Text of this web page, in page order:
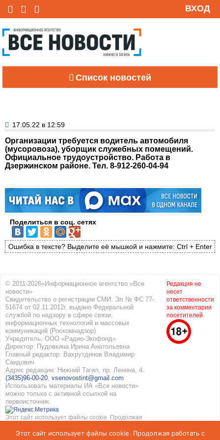
ВХОД
Список новостей
17.05.22 в 12:59
Организации требуется водитель автомобиля
(мусоровоза), уборщик служебных помещений.
Официальное трудоустройство. Работа в
Дзержинском районе. Тел. 8-912-260-04-94
Поделиться в соц. сетях
Ошибка в тексте? Выделите её мышкой и нажмите: Ctrl + Enter
© 2011-2026«Информационное агентство «Все
новости»
Свидетельство о регистрации СМИ: Эл № ФС 77-
51674 от 02.11.2012г. выдано Федеральной
службой по надзору в сфере связи,
информационных технологий и массовых
коммуникаций (Роскомнадзор)
Учредитель: ООО «Радио-Экофонд»
Директор: Пудовкина Ирина Анатольевна
Главный редактор: Вахрутдинов Владимир
Саидович
Адрес редакции: Нижний Тагил, пр. Ленина, 4.
(3435)96-00-20, vsenovostint@gmail.com
Использовать материалы ИА «Все новости»
можно только с активной ссылкой на
первоисточник
Этот сайт использует файлы cookie. Продолжая
использованием cookie. Подробнее вПолитике
Редакция не
несет
ответственности
за комментарии
посетителей
Этот сайт использует файлы cookie. Продолжая работать с